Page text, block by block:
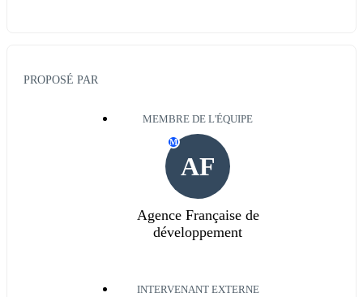
PROPOSÉ PAR
MEMBRE DE L'ÉQUIPE
AF
M
Agence Française de
développement
INTERVENANT EXTERNE